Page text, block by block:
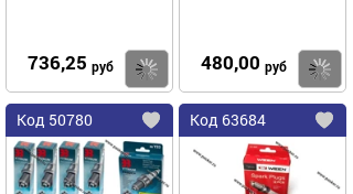
736,25 руб Купить
480,00 руб
Код 50780
Добавить
в
избранное
Код 63684